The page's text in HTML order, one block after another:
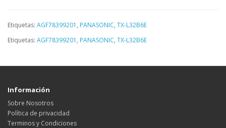
Etiquetas: AGF78399201 , PANASONIC, TX-L32B6E
Etiquetas: AGF78399201 , PANASONIC, TX-L32B6E
Información
Sobre Nosotros
Política de privacidad
Terminos y Condiciones